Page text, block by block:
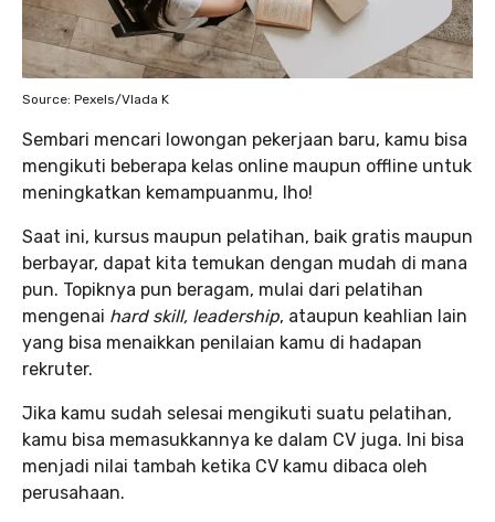
Source: Pexels/Vlada K
Sembari mencari lowongan pekerjaan baru, kamu bisa
mengikuti beberapa kelas online maupun offline untuk
meningkatkan kemampuanmu, lho!
Saat ini, kursus maupun pelatihan, baik gratis maupun
berbayar, dapat kita temukan dengan mudah di mana
pun. Topiknya pun beragam, mulai dari pelatihan
mengenai hard skill, leadership, ataupun keahlian lain
yang bisa menaikkan penilaian kamu di hadapan
rekruter.
Jika kamu sudah selesai mengikuti suatu pelatihan,
kamu bisa memasukkannya ke dalam CV juga. Ini bisa
menjadi nilai tambah ketika CV kamu dibaca oleh
perusahaan.